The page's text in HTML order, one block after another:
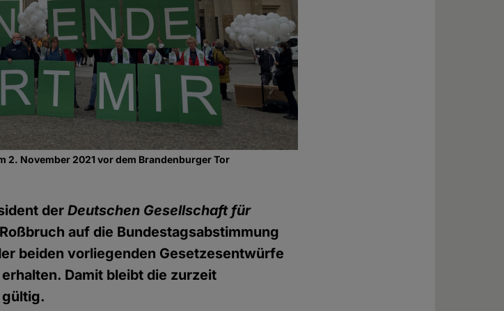
2. November 2021 vor dem Brandenburger Tor
derDeutschen Gesellschaft für
auf die Bundestagsabstimmung
beiden vorliegenden Gesetzesentwürfe
Damit bleibt die zurzeit